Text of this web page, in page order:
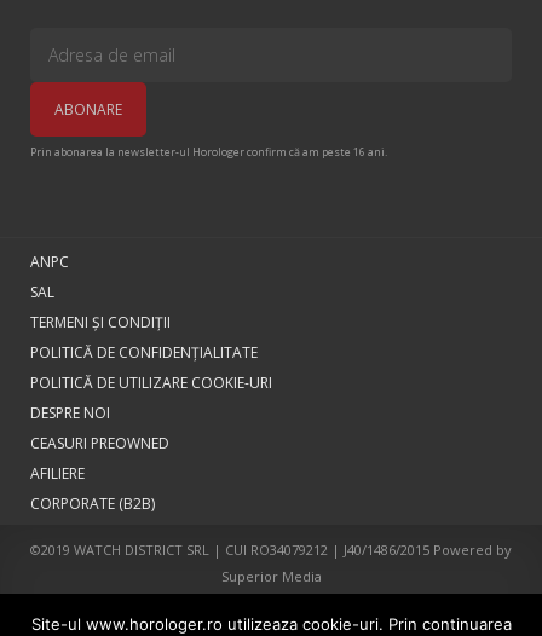
Prin abonarea la newsletter-ul Horologer confirm că am peste 16 ani.
ANPC
SAL
TERMENI ŞI CONDIŢII
POLITICĂ DE CONFIDENȚIALITATE
POLITICĂ DE UTILIZARE COOKIE-URI
DESPRE NOI
CEASURI PREOWNED
AFILIERE
CORPORATE (B2B)
©2019 WATCH DISTRICT SRL | CUI RO34079212 | J40/1486/2015 Powered by
Superior Media
Site-ul www.horologer.ro utilizeaza cookie-uri. Prin continuarea